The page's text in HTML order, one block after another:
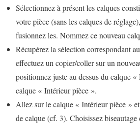
Sélectionnez à présent les calques
votre pièce (sans les calques de
fusionnez les. Nommez ce nouveau
Récupérez la sélection correspondant
effectuez un copier/coller sur un
positionnez juste au dessus du calque
calque « Intérieur pièce ».
Allez sur le calque « Intérieur pièce »
de calque (cf. 3). Choisissez biseautage